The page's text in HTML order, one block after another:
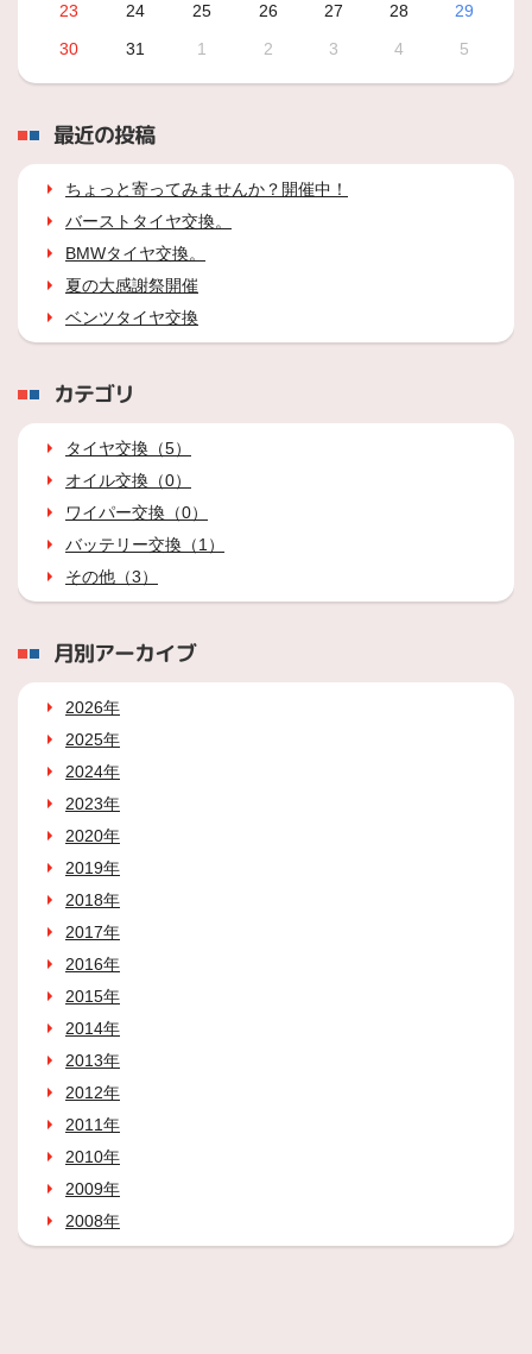
23
24 25 26 27 28
29
30
31 1 2 3 4 5
最近の投稿
ちょっと寄ってみませんか？開催中！
バーストタイヤ交換。
BMWタイヤ交換。
夏の大感謝祭開催
ベンツタイヤ交換
カテゴリ
タイヤ交換（5）
オイル交換（0）
ワイパー交換（0）
バッテリー交換（1）
その他（3）
月別アーカイブ
2026年
2025年
2024年
2023年
2020年
2019年
2018年
2017年
2016年
2015年
2014年
2013年
2012年
2011年
2010年
2009年
2008年